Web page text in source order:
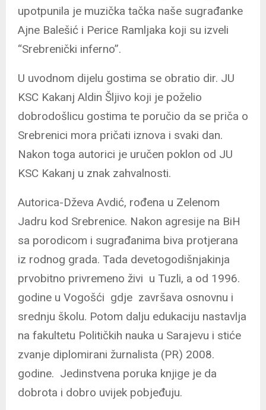
upotpunila je muzička tačka naše sugrađanke
Ajne Balešić i Perice Ramljaka koji su izveli
“Srebrenički inferno”.
U uvodnom dijelu gostima se obratio dir. JU
KSC Kakanj Aldin Šljivo koji je poželio
dobrodošlicu gostima te poručio da se priča o
Srebrenici mora pričati iznova i svaki dan.
Nakon toga autorici je uručen poklon od JU
KSC Kakanj u znak zahvalnosti.
Autorica-Dževa Avdić, rođena u Zelenom
Jadru kod Srebrenice. Nakon agresije na BiH
sa porodicom i sugrađanima biva protjerana
iz rodnog grada. Tada devetogodišnjakinja
prvobitno privremeno živi u Tuzli, a od 1996.
godine u Vogošći gdje završava osnovnu i
srednju školu. Potom dalju edukaciju nastavlja
na fakultetu Političkih nauka u Sarajevu i stiće
zvanje diplomirani žurnalista (PR) 2008.
godine. Jedinstvena poruka knjige je da
dobrota i dobro uvijek pobjeđuju.